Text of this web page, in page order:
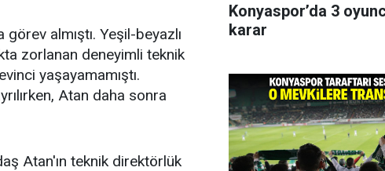
almıştı. Yeşil-beyazlı
zorlanan deneyimli teknik
yaşayamamıştı.
Atan daha sonra
Atan'ın teknik direktörlük
Konyaspor’da 3
karar